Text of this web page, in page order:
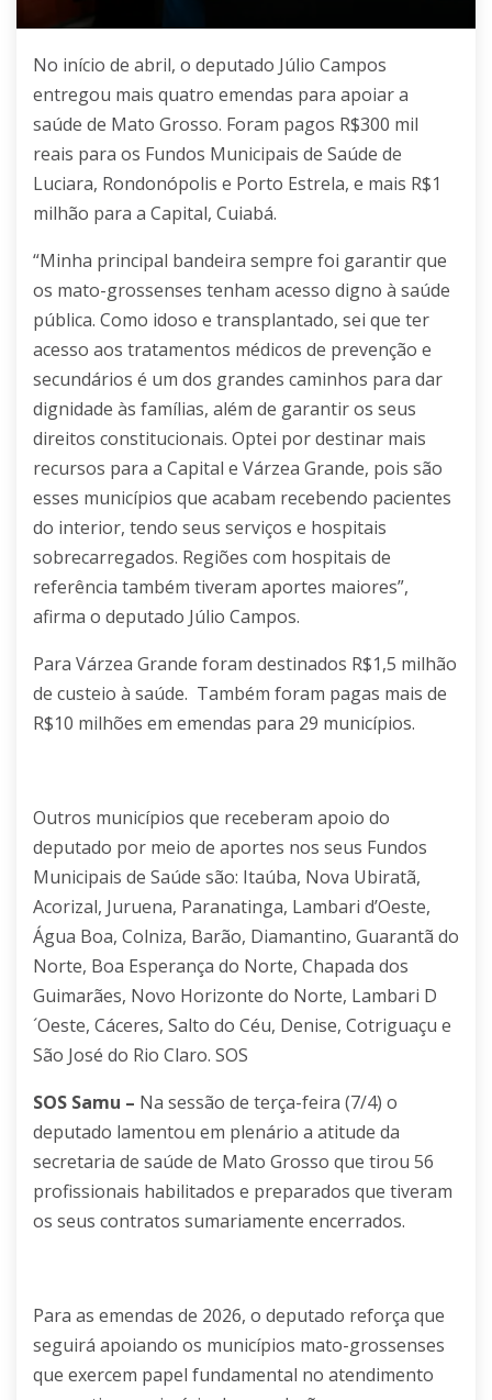
No início de abril, o deputado Júlio Campos
entregou mais quatro emendas para apoiar a
saúde de Mato Grosso. Foram pagos R$300 mil
reais para os Fundos Municipais de Saúde de
Luciara, Rondonópolis e Porto Estrela, e mais R$1
milhão para a Capital, Cuiabá.
“Minha principal bandeira sempre foi garantir que
os mato-grossenses tenham acesso digno à saúde
pública. Como idoso e transplantado, sei que ter
acesso aos tratamentos médicos de prevenção e
secundários é um dos grandes caminhos para dar
dignidade às famílias, além de garantir os seus
direitos constitucionais. Optei por destinar mais
recursos para a Capital e Várzea Grande, pois são
esses municípios que acabam recebendo pacientes
do interior, tendo seus serviços e hospitais
sobrecarregados. Regiões com hospitais de
referência também tiveram aportes maiores”,
afirma o deputado Júlio Campos.
Para Várzea Grande foram destinados R$1,5 milhão
de custeio à saúde. Também foram pagas mais de
R$10 milhões em emendas para 29 municípios.
Outros municípios que receberam apoio do
deputado por meio de aportes nos seus Fundos
Municipais de Saúde são: Itaúba, Nova Ubiratã,
Acorizal, Juruena, Paranatinga, Lambari d’Oeste,
Água Boa, Colniza, Barão, Diamantino, Guarantã do
Norte, Boa Esperança do Norte, Chapada dos
Guimarães, Novo Horizonte do Norte, Lambari D
´Oeste, Cáceres, Salto do Céu, Denise, Cotriguaçu e
São José do Rio Claro. SOS
SOS Samu – Na sessão de terça-feira (7/4) o
deputado lamentou em plenário a atitude da
secretaria de saúde de Mato Grosso que tirou 56
profissionais habilitados e preparados que tiveram
os seus contratos sumariamente encerrados.
Para as emendas de 2026, o deputado reforça que
seguirá apoiando os municípios mato-grossenses
que exercem papel fundamental no atendimento